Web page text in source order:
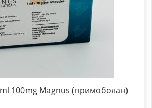
100mg Magnus (примоболан)